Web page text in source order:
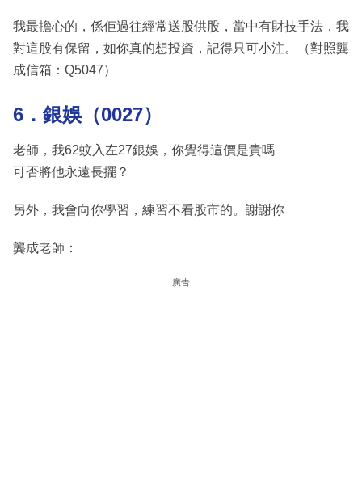
我最擔心的，係佢過往經常送股供股，當中有財技手法，我
對這股有保留，如你真的想投資，記得只可小注。（對照龔
成信箱：Q5047）
6．銀娛（0027）
老師，我62蚊入左27銀娛，你覺得這價是貴嗎
可否將他永遠長擺？
另外，我會向你學習，練習不看股市的。謝謝你
龔成老師：
廣告